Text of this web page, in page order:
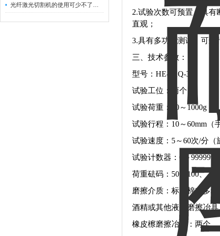
光纤激光切割机的使用可少不了以下步骤
2.试验次数可预置，具
直观；
3.具有多功能测试，可
三、技术参数：
型号：HE-JXQ-3
试验工位：两个
试验荷重：50～1000g
试验行程：10～60mm（
试验速度：5～60次/分
试验计数器：0～
荷重砝码：50、100、
磨擦介质：标配棉布多
酒精或其他液体磨擦冶
橡皮檫磨擦冶具：两个